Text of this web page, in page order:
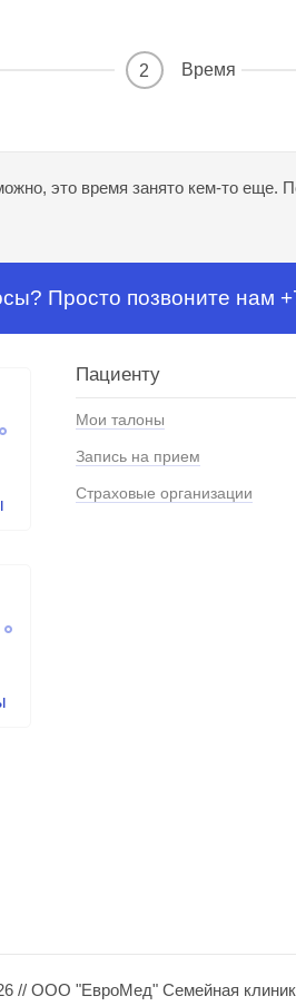
2 Время
это время занято кем-то еще.
Просто позвоните нам
Пациенту
Мои талоны
Запись на прием
Страховые организации
// ООО "ЕвроМед" Семейная